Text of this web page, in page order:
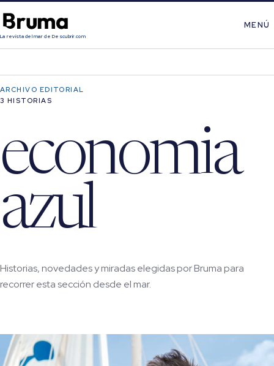
La revista del mar de Descubrir.com
MENÚ
ARCHIVO EDITORIAL
3 HISTORIAS
economia
azul
Historias, novedades y miradas elegidas por Bruma para
recorrer esta sección desde el mar.